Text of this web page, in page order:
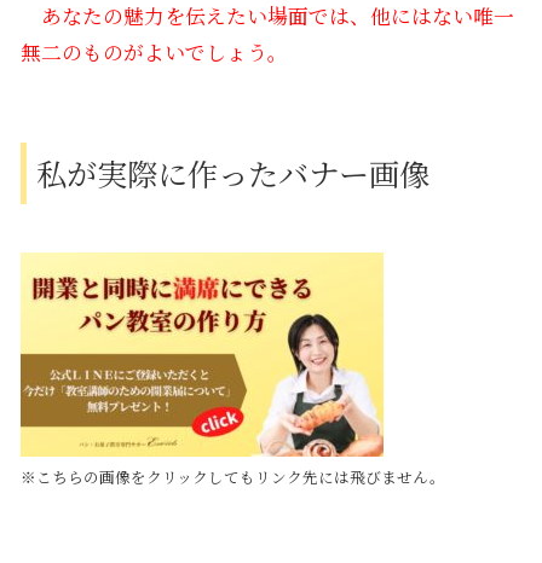
あなたの魅力を伝えたい場面では、他にはない唯一
無二のものがよいでしょう。
私が実際に作ったバナー画像
※こちらの画像をクリックしてもリンク先には飛びません。